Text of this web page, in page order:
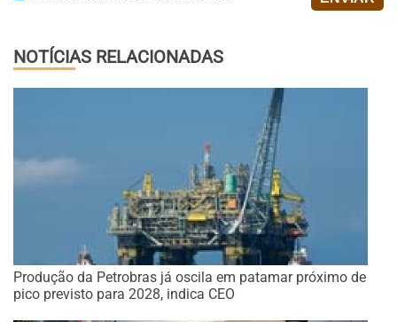
NOTÍCIAS RELACIONADAS
Produção da Petrobras já oscila em patamar próximo de
pico previsto para 2028, indica CEO